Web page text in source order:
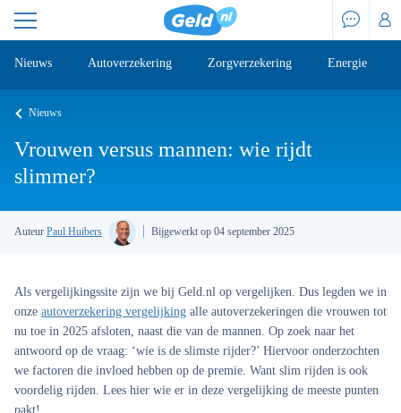
Nieuws Autoverzekering Zorgverzekering Energie
Nieuws
Vrouwen versus mannen: wie rijdt
slimmer?
Auteur Paul Huibers Bijgewerkt op 04 september 2025
Als vergelijkingssite zijn we bij Geld.nl op vergelijken. Dus legden we in
onze autoverzekering vergelijking alle autoverzekeringen die vrouwen tot
nu toe in 2025 afsloten, naast die van de mannen. Op zoek naar het
antwoord op de vraag: ‘wie is de slimste rijder?’ Hiervoor onderzochten
we factoren die invloed hebben op de premie. Want slim rijden is ook
voordelig rijden. Lees hier wie er in deze vergelijking de meeste punten
pakt!